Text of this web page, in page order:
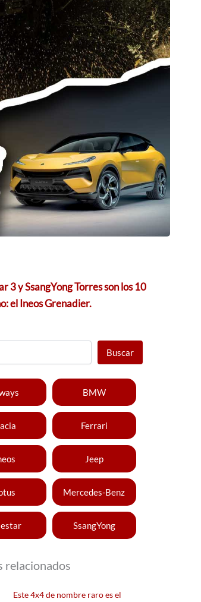
y SsangYong Torres son los 10
el Ineos Grenadier.
Buscar
BMW
Ferrari
Jeep
Mercedes-Benz
SsangYong
relacionados
Este 4x4 de nombre raro es el